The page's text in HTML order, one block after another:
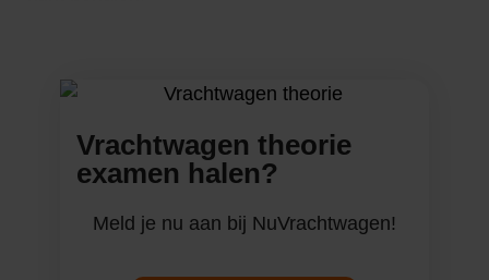
Vrachtwagen theorie
examen halen?
Meld je nu aan bij NuVrachtwagen!